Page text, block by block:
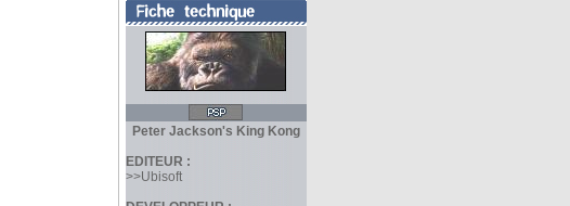
Peter Jackson's King Kong
EDITEUR :
>>Ubisoft